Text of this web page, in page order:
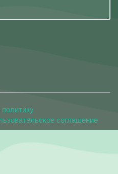
политику
соглашение